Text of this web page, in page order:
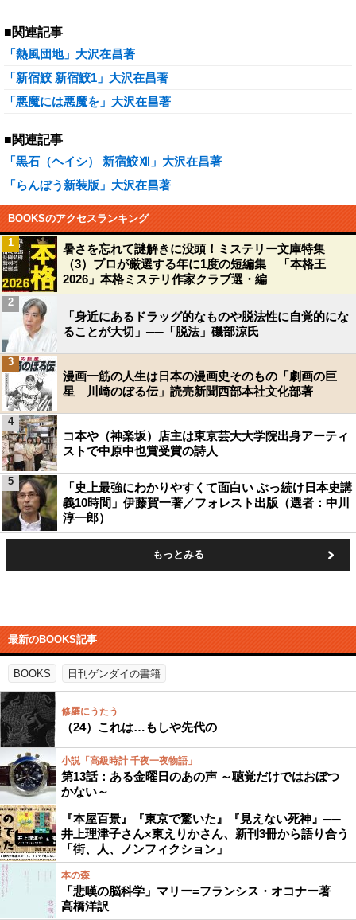
■関連記事
「熱風団地」大沢在昌著
「新宿鮫 新宿鮫1」大沢在昌著
「悪魔には悪魔を」大沢在昌著
■関連記事
「黒石（ヘイシ） 新宿鮫Ⅻ」大沢在昌著
「らんぼう新装版」大沢在昌著
BOOKSのアクセスランキング
暑さを忘れて謎解きに没頭！ミステリー文庫特集
（3）プロが厳選する年に1度の短編集 「本格王
2026」本格ミステリ作家クラブ選・編
1
「身近にあるドラッグ的なものや脱法性に自覚的にな
ることが大切」──「脱法」磯部涼氏
2
漫画一筋の人生は日本の漫画史そのもの「劇画の巨
星 川崎のぼる伝」読売新聞西部本社文化部著
3
コ本や（神楽坂）店主は東京芸大大学院出身アーティ
ストで中原中也賞受賞の詩人
4
「史上最強にわかりやすくて面白い ぶっ続け日本史講
義10時間」伊藤賀一著／フォレスト出版（選者：中川
淳一郎）
5
もっとみる
最新のBOOKS記事
BOOKS 日刊ゲンダイの書籍
修羅にうたう
（24）これは…もしや先代の
小説「高級時計 千夜一夜物語」
第13話：ある金曜日のあの声 ～聴覚だけではおぼつ
かない～
『本屋百景』『東京で驚いた』『見えない死神』──
井上理津子さん×東えりかさん、新刊3冊から語り合う
「街、人、ノンフィクション」
本の森
「悲嘆の脳科学」マリー=フランシス・オコナー著
高橋洋訳